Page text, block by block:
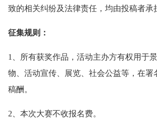
致的相关纠纷及法律责任，均由投稿者承
征集规则：
1、所有获奖作品，活动主办方有权用于
物、活动宣传、展览、社会公益等，在署
稿酬。
2、本次大赛不收报名费。